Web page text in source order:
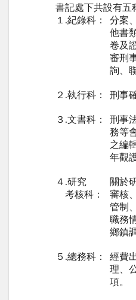
書記處下共設有五
１ .紀錄科：
分案
他書
卷及
審刑
詢、
２ .執行科：
刑事
３ .文書科：
刑事
務等
之編
年觀
４ .研究
考核科：
關於
審核
管制
職務
鄉鎮
５ .總務科：
經費
理、
項。